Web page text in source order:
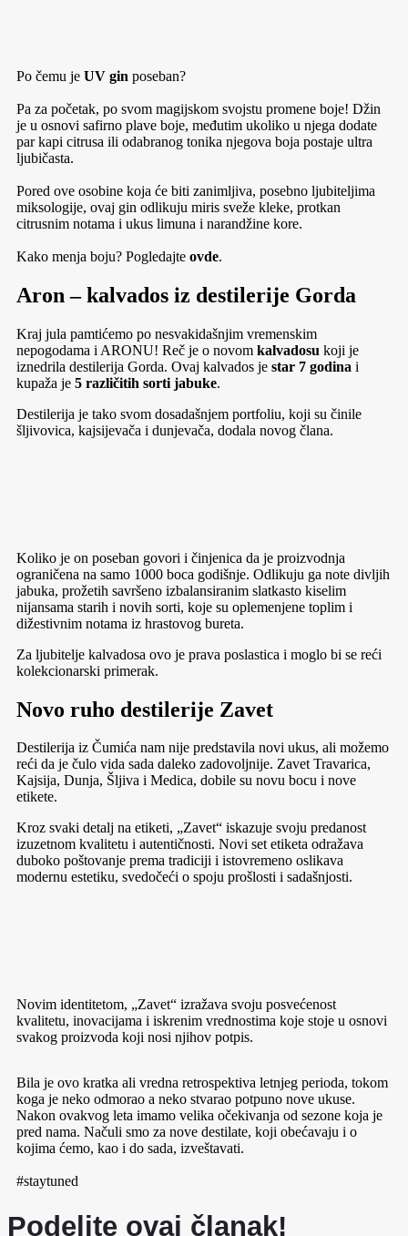
Po čemu je UV gin poseban?
Pa za početak, po svom magijskom svojstu promene boje! Džin
je u osnovi safirno plave boje, međutim ukoliko u njega dodate
par kapi citrusa ili odabranog tonika njegova boja postaje ultra
ljubičasta.
Pored ove osobine koja će biti zanimljiva, posebno ljubiteljima
miksologije, ovaj gin odlikuju miris sveže kleke, protkan
citrusnim notama i ukus limuna i narandžine kore.
Kako menja boju? Pogledajte ovde.
Aron – kalvados iz destilerije Gorda
Kraj jula pamtićemo po nesvakidašnjim vremenskim
nepogodama i ARONU! Reč je o novom kalvadosu koji je
iznedrila destilerija Gorda. Ovaj kalvados je star 7 godina i
kupaža je 5 različitih sorti jabuke.
Destilerija je tako svom dosadašnjem portfoliu, koji su činile
šljivovica, kajsijevača i dunjevača, dodala novog člana.
Koliko je on poseban govori i činjenica da je proizvodnja
ograničena na samo 1000 boca godišnje. Odlikuju ga note divljih
jabuka, prožetih savršeno izbalansiranim slatkasto kiselim
nijansama starih i novih sorti, koje su oplemenjene toplim i
dižestivnim notama iz hrastovog bureta.
Za ljubitelje kalvadosa ovo je prava poslastica i moglo bi se reći
kolekcionarski primerak.
Novo ruho destilerije Zavet
Destilerija iz Čumića nam nije predstavila novi ukus, ali možemo
reći da je čulo vida sada daleko zadovoljnije. Zavet Travarica,
Kajsija, Dunja, Šljiva i Medica, dobile su novu bocu i nove
etikete.
Kroz svaki detalj na etiketi, „Zavet“ iskazuje svoju predanost
izuzetnom kvalitetu i autentičnosti. Novi set etiketa odražava
duboko poštovanje prema tradiciji i istovremeno oslikava
modernu estetiku, svedočeći o spoju prošlosti i sadašnjosti.
Novim identitetom, „Zavet“ izražava svoju posvećenost
kvalitetu, inovacijama i iskrenim vrednostima koje stoje u osnovi
svakog proizvoda koji nosi njihov potpis.
Bila je ovo kratka ali vredna retrospektiva letnjeg perioda, tokom
koga je neko odmorao a neko stvarao potpuno nove ukuse.
Nakon ovakvog leta imamo velika očekivanja od sezone koja je
pred nama. Načuli smo za nove destilate, koji obećavaju i o
kojima ćemo, kao i do sada, izveštavati.
#staytuned
Podelite ovaj članak!